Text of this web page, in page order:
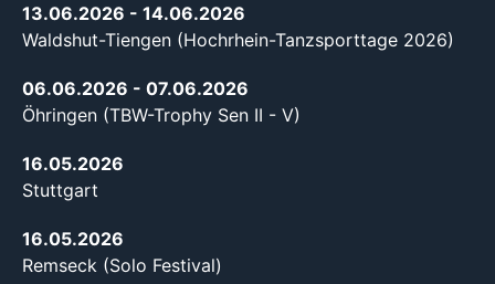
13.06.2026 - 14.06.2026
Waldshut-Tiengen (Hochrhein-Tanzsporttage 2026)
06.06.2026 - 07.06.2026
Öhringen (TBW-Trophy Sen II - V)
16.05.2026
Stuttgart
16.05.2026
Remseck (Solo Festival)